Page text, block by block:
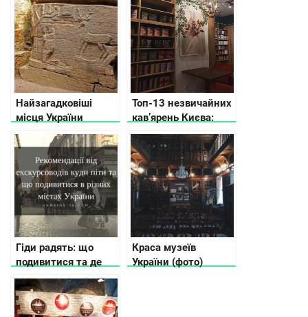
Найзагадковіші
місця України
Топ-13 незвичайних
кав’ярень Києва:
коли кава стає
пригодою
Гіди радять: що
подивитися та де
поїсти в різних
містах України
Краса музеїв
України (фото)